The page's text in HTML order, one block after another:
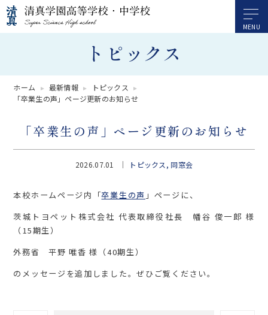
トピックス
ホーム 最新情報
トピックス
「卒業生の声」ページ更新のお知らせ
「卒業生の声」ページ更新のお知らせ
2026.07.01 トピックス 同窓会
本校ホームページ内「卒業生の声 」ページに、
茨城トヨペット株式会社 代表取締役社長 幡谷 俊一郎 様
（15期生）
外務省 平野 唯香 様（40期生）
のメッセージを追加しました。ぜひご覧ください。